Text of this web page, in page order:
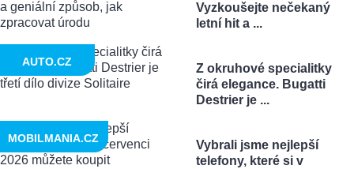
Vyzkoušejte nečekaný
letní hit a ...
Z okruhové specialitky
čirá elegance. Bugatti
Destrier je ...
AUTO.CZ
Vybrali jsme nejlepší
telefony, které si v
MOBILMANIA.CZ